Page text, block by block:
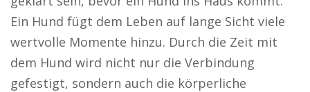
Ein Hund fügt dem Leben auf lange Sicht viele
wertvolle Momente hinzu. Durch die Zeit mit
dem Hund wird nicht nur die Verbindung
gefestigt, sondern auch die körperliche